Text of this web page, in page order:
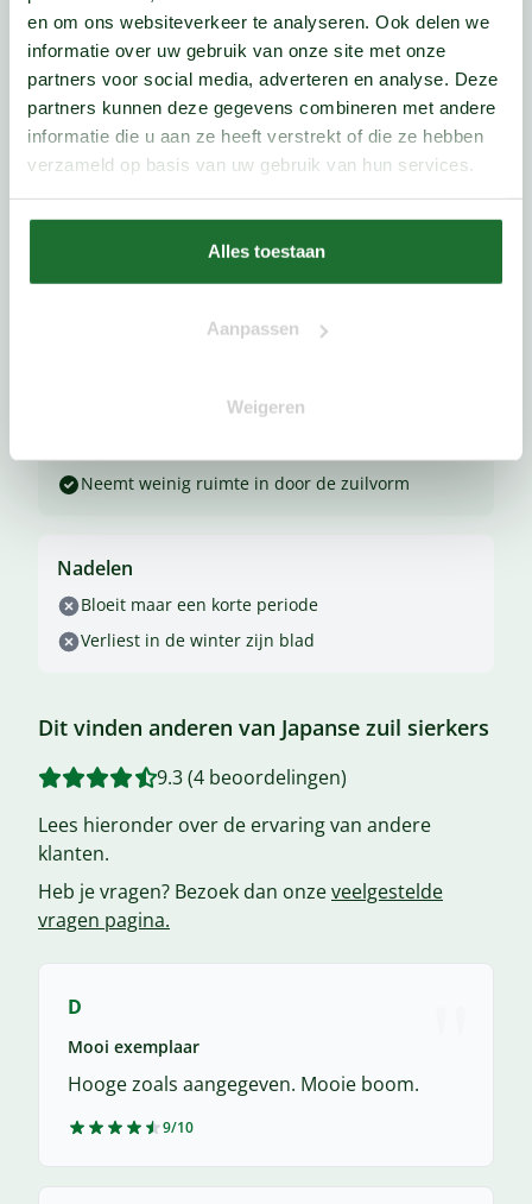
en om ons websiteverkeer te analyseren. Ook delen we
informatie over uw gebruik van onze site met onze
partners voor social media, adverteren en analyse. Deze
partners kunnen deze gegevens combineren met andere
informatie die u aan ze heeft verstrekt of die ze hebben
verzameld op basis van uw gebruik van hun services.
Alles toestaan
Aanpassen
Weigeren
Tip van Anton
"
"
Door de boom jaarlijks zuilvormig
te snoeien blijft hij mooi slank.
Voor- en nadelen
Smalle, opgaande groei geschikt voor kleinere
Neemt weinig ruimte in door de zuilvorm
Nadelen
Bloeit maar een korte periode
Verliest in de winter zijn blad
Dit vinden anderen van Japanse zuil sierkers
9.3 (4 beoordelingen)
Lees hieronder over de ervaring van andere
klanten.
Heb je vragen? Bezoek dan onzeveelgestelde
vragen pagina.
D
Mooi exemplaar
Hooge zoals aangegeven. Mooie boom.
9/10